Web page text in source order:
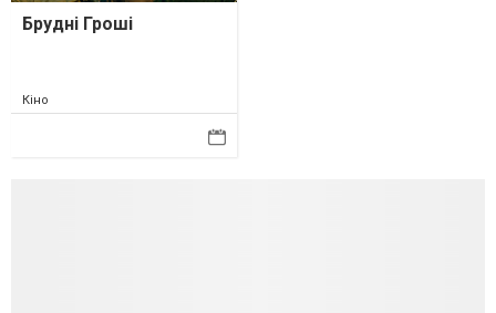
Брудні Гроші
Кіно